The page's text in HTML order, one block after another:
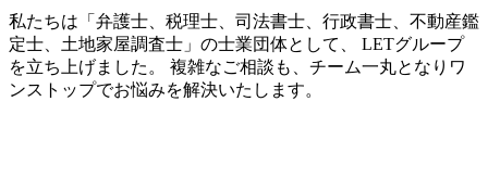
私たちは「弁護士、税理士、司法書士、行政書士、不動産鑑
定士、土地家屋調査士」の士業団体として、 LETグループ
を立ち上げました。 複雑なご相談も、チーム一丸となりワ
ンストップでお悩みを解決いたします。